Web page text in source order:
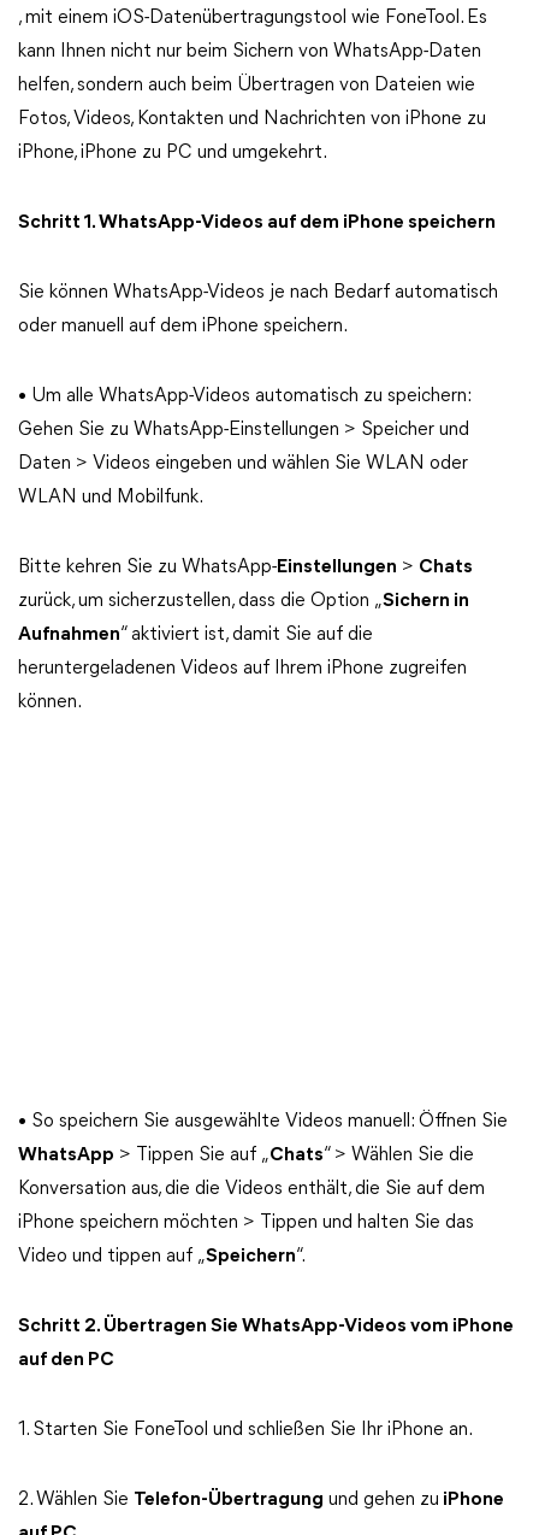
, mit einem iOS-Datenübertragungstool wie FoneTool. Es
kann Ihnen nicht nur beim Sichern von WhatsApp-Daten
helfen, sondern auch beim Übertragen von Dateien wie
Fotos, Videos, Kontakten und Nachrichten von iPhone zu
iPhone, iPhone zu PC und umgekehrt.
Schritt 1. WhatsApp-Videos auf dem iPhone speichern
Sie können WhatsApp-Videos je nach Bedarf automatisch
oder manuell auf dem iPhone speichern.
• Um alle WhatsApp-Videos automatisch zu speichern:
Gehen Sie zu WhatsApp-Einstellungen > Speicher und
Daten > Videos eingeben und wählen Sie WLAN oder
WLAN und Mobilfunk.
Bitte kehren Sie zu WhatsApp-Einstellungen > Chats
zurück, um sicherzustellen, dass die Option „Sichern in
Aufnahmen“ aktiviert ist, damit Sie auf die
heruntergeladenen Videos auf Ihrem iPhone zugreifen
können.
• So speichern Sie ausgewählte Videos manuell: Öffnen Sie
WhatsApp > Tippen Sie auf „Chats“ > Wählen Sie die
Konversation aus, die die Videos enthält, die Sie auf dem
iPhone speichern möchten > Tippen und halten Sie das
Video und tippen auf „Speichern“.
Schritt 2. Übertragen Sie WhatsApp-Videos vom iPhone
auf den PC
1. Starten Sie FoneTool und schließen Sie Ihr iPhone an.
2. Wählen Sie Telefon-Übertragung und gehen zu iPhone